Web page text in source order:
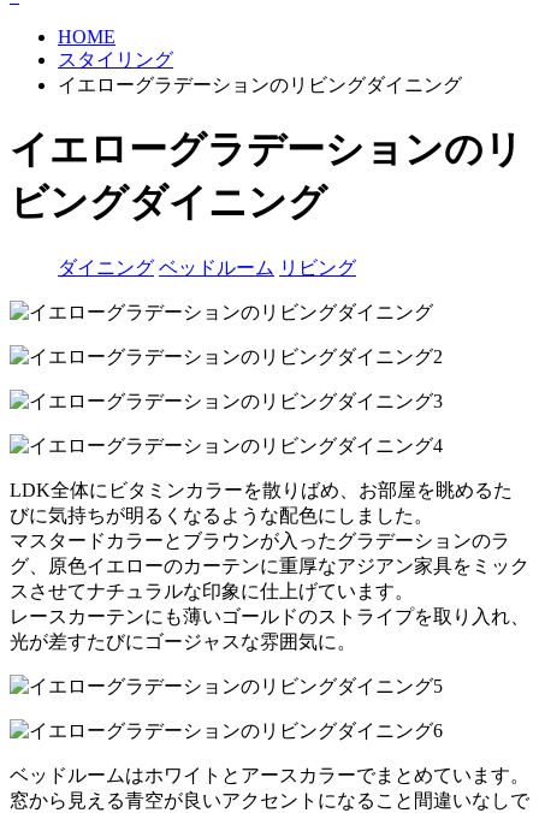
HOME
スタイリング
イエローグラデーションのリビングダイニング
イエローグラデーションのリ
ビングダイニング
ダイニング ベッドルーム リビング
LDK全体にビタミンカラーを散りばめ、お部屋を眺めるた
びに気持ちが明るくなるような配色にしました。
マスタードカラーとブラウンが入ったグラデーションのラ
グ、原色イエローのカーテンに重厚なアジアン家具をミック
スさせてナチュラルな印象に仕上げています。
レースカーテンにも薄いゴールドのストライプを取り入れ、
光が差すたびにゴージャスな雰囲気に。
ベッドルームはホワイトとアースカラーでまとめています。
窓から見える青空が良いアクセントになること間違いなしで